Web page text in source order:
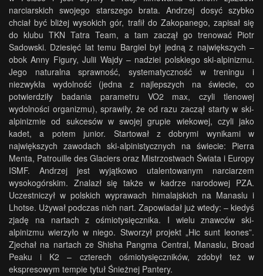
narciarskich swojego starszego brata. Andrzej dosyć szybko
chciał być bliżej wysokich gór, trafił do Zakopanego, zapisał się
do klubu TKN Tatra Team, a tam zaczął go trenować Piotr
Sadowski. Dziesięć lat temu Bargiel był jedną z największych –
obok Anny Figury, Julii Wajdy – nadziei polskiego ski-alpinizmu.
Jego naturalna sprawność, systematyczność w treningu i
niezwykła wydolność (jedna z najlepszych na świecie, co
potwierdziły badania parametru VO2 max, czyli tlenowej
wydolności organizmu), sprawiły, że od razu zaczął starty w ski-
alpinizmie od sukcesów w swojej grupie wiekowej, czyli jako
kadet, a potem junior. Startował z dobrymi wynikami w
największych zawodach ski-alpinistycznych na świecie: Pierra
Menta, Patrouille des Glaciers oraz Mistrzostwach Świata i Europy
ISMF. Andrzej jest wyjątkowo utalentowanym narciarzem
wysokogórskim. Znalazł się także w kadrze narodowej PZA.
Uczestniczył w polskich wyprawach himalajskich na Manaslu i
Lhotse. Używał podczas nich nart. Zapowiadał już wtedy: – kiedyś
zjadę na nartach z ośmiotysięcznika. I wielu znawców ski-
alpinizmu wierzyło w niego. Stworzył projekt „Hic sunt leones”.
Zjechał na nartach ze Shisha Pangma Central, Manaslu, Broad
Peaku i K2 – czterech ośmiotysięczników, zdobył też w
ekspresowym tempie tytuł Śnieżnej Pantery.